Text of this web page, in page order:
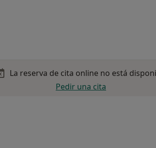
La reserva de cita online no está
Pedir una cita